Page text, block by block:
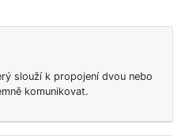
slouží k propojení dvou nebo
komunikovat.